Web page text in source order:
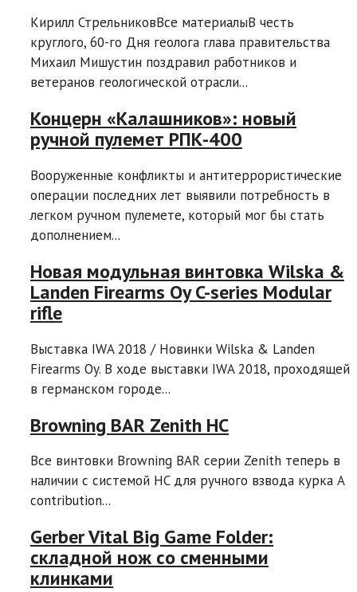
Кирилл СтрельниковВсе материалыВ честь
круглого, 60-го Дня геолога глава правительства
Михаил Мишустин поздравил работников и
ветеранов геологической отрасли...
Концерн «Калашников»: новый
ручной пулемет РПК-400
Вооруженные конфликты и антитеррористические
операции последних лет выявили потребность в
легком ручном пулемете, который мог бы стать
дополнением...
Новая модульная винтовка Wilska &
Landen Firearms Oy C-series Modular
rifle
Выставка IWA 2018 / Новинки Wilska & Landen
Firearms Oy. В ходе выставки IWA 2018, проходящей
в германском городе...
Browning BAR Zenith HC
Все винтовки Browning BAR серии Zenith теперь в
наличии с системой HC для ручного взвода курка A
contribution...
Gerber Vital Big Game Folder:
складной нож со сменными
клинками